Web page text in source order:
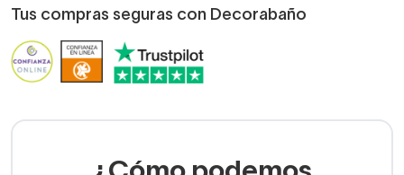
Tus compras seguras con Decorabaño